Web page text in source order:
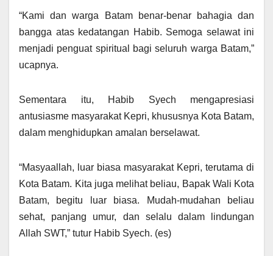
“Kami dan warga Batam benar-benar bahagia dan
bangga atas kedatangan Habib. Semoga selawat ini
menjadi penguat spiritual bagi seluruh warga Batam,”
ucapnya.
Sementara itu, Habib Syech mengapresiasi
antusiasme masyarakat Kepri, khususnya Kota Batam,
dalam menghidupkan amalan berselawat.
“Masyaallah, luar biasa masyarakat Kepri, terutama di
Kota Batam. Kita juga melihat beliau, Bapak Wali Kota
Batam, begitu luar biasa. Mudah-mudahan beliau
sehat, panjang umur, dan selalu dalam lindungan
Allah SWT,” tutur Habib Syech. (es)